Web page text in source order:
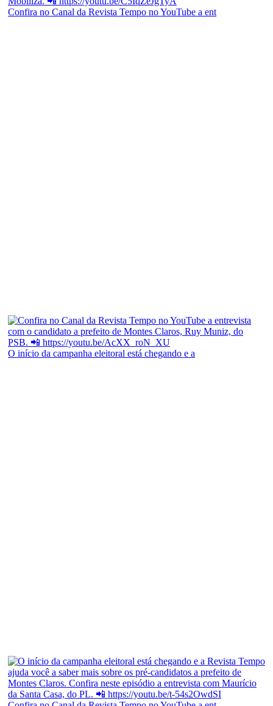
Confira no Canal da Revista Tempo no YouTube a ent
O início da campanha eleitoral está chegando e a